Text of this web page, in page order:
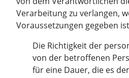
Verarbeitung zu verlangen,
Voraussetzungen gegeben
Die Richtigkeit der
von der betroffenen
für eine Dauer, die es